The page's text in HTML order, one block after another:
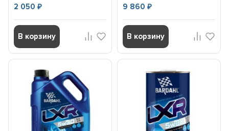
2 050₽
В корзину
9 860 ₽
В корзину